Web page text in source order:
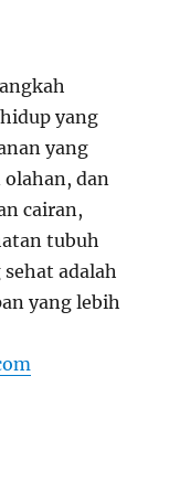
yang
yang
dan
cairan,
tubuh
adalah
yang lebih